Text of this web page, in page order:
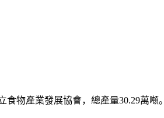
物產業發展協會，總產量30.29萬噸。